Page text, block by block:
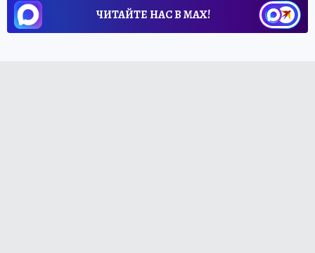
ЧИТАЙТЕ НАС В МАХ!